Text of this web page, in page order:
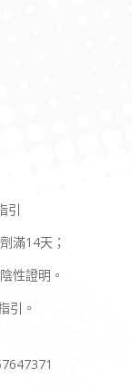
引
滿14天；
性證明。
引。